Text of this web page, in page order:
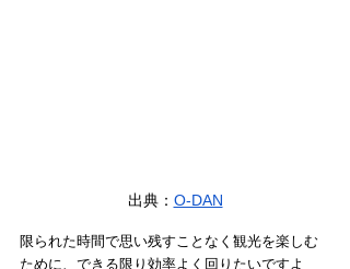
出典： O-DAN
限られた時間で思い残すことなく観光を楽しむ
ために、できる限り効率よく回りたいですよ